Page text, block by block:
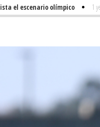
escenario olímpico 1 year ago